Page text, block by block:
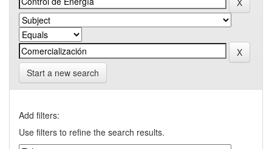
Start a new search
Add filters:
Use filters to refine the search results.